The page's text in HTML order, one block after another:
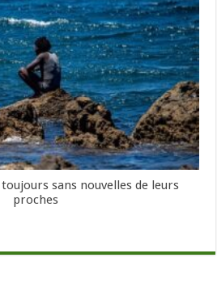
sans nouvelles de leurs
proches